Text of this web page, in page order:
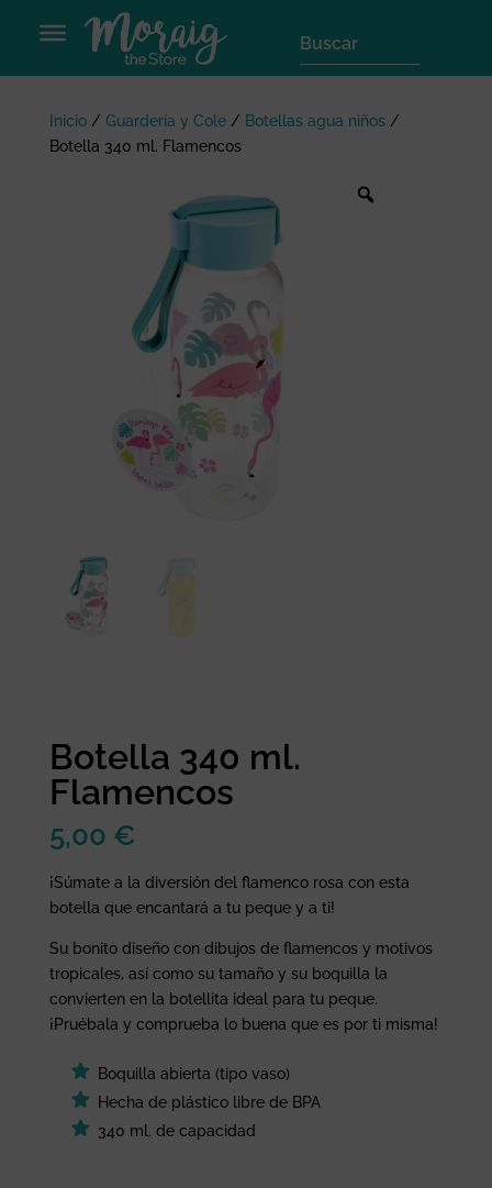
Inicio/ Guardería y Cole/ Botellas agua niños /
Botella 340 ml. Flamencos
Botella 340 ml.
Flamencos
5,00 €
¡Súmate a la diversión del flamenco rosa con esta
botella que encantará a tu peque y a ti!
Su bonito diseño con dibujos de flamencos y motivos
tropicales, así como su tamaño y su boquilla la
convierten en la botellita ideal para tu peque.
¡Pruébala y comprueba lo buena que es por ti misma!
Boquilla abierta (tipo vaso)
Hecha de plástico libre de BPA
340 ml. de capacidad